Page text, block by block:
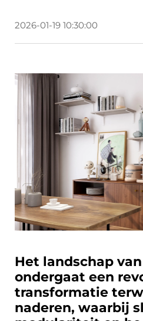
2026-01-19 10:30:00
Het landschap
ondergaat een
transformatie
naderen, waarbij